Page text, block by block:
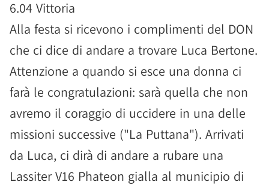
6.04 Vittoria
Alla festa si ricevono i complimenti del DON
che ci dice di andare a trovare Luca Bertone.
Attenzione a quando si esce una donna ci
farà le congratulazioni: sarà quella che non
avremo il coraggio di uccidere in una delle
missioni successive ("La Puttana"). Arrivati
da Luca, ci dirà di andare a rubare una
Lassiter V16 Phateon gialla al municipio di